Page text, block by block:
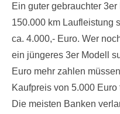
Ein guter gebrauchter
150.000 km Laufleistung
ca. 4.000,- Euro. Wer
ein jüngeres 3er Modell
Euro mehr zahlen
Kaufpreis von 5.000
Die meisten Banken